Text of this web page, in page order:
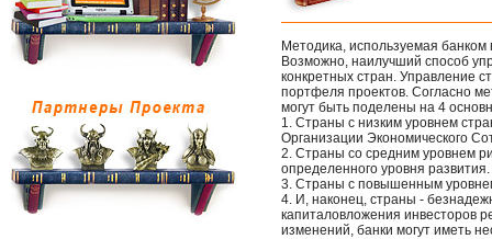
Методика, используемая банком
Возможно, наилучший способ
конкретных стран. Управление
портфеля проектов. Согласно
могут быть поделены на 4
1. Страны с низким уровнем
Организации Экономического
2. Страны со средним уровнем
определенного уровня развития.
3. Страны с повышенным
4. И, наконец, страны -
капиталовложения инвесторов
изменений, банки могут иметь